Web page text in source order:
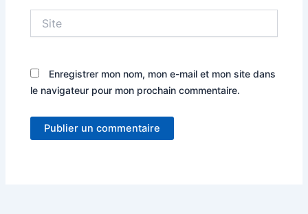
Enregistrer mon nom, mon e-mail et mon site dans
le navigateur pour mon prochain commentaire.